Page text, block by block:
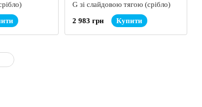
G зі слайдовою тягою (срібло)
2 983 грн Купити